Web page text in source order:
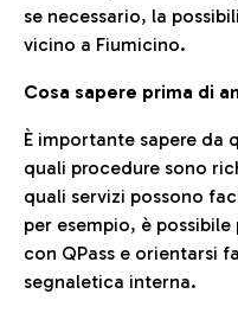
se necessario, la
vicino a Fiumicino.
Cosa sapere prima di
È importante sapere da
quali procedure sono
quali servizi possono
per esempio, è
con QPass e orientarsi
segnaletica interna.